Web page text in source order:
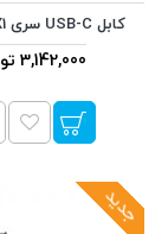
کابل USB-C سری X1 بامبولب
3,142,000 تومان
جدید